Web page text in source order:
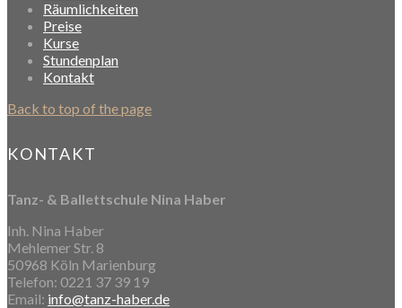
Räumlichkeiten
Preise
Kurse
Stundenplan
Kontakt
Back to top of the page
KONTAKT
Tanz- & Ballettschule Nina Haber
Inh. Nina Haber
Mehlemer Str. 8
50968 Köln Marienburg
Telefon: 0221 37 39 19
Email: info@tanz-haber.de